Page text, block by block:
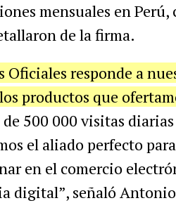
mensuales en
de la firma.
Oficiales responde a
productos que
de 500 000 visitas
el aliado perfecto
en el comercio
digital”, señaló